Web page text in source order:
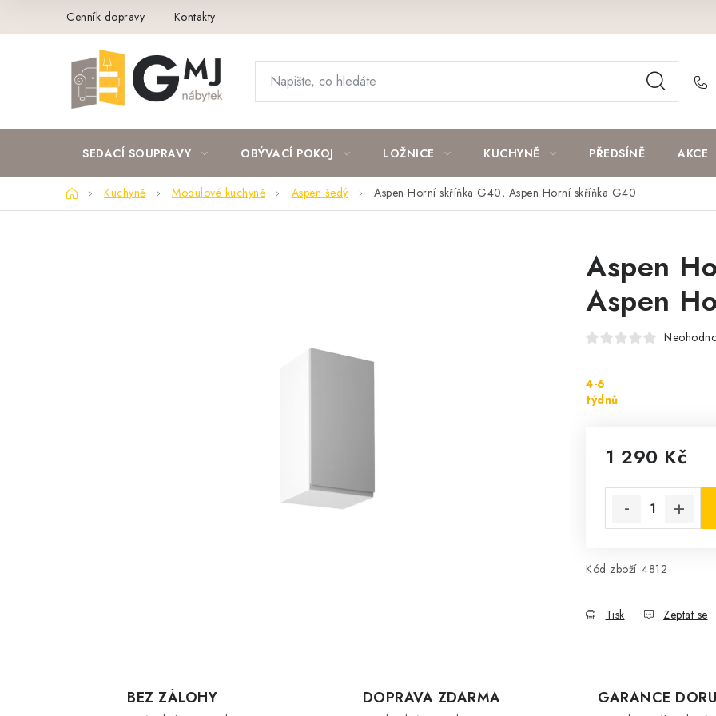
Cenník dopravy Kontakty
SEDACÍ SOUPRAVY OBÝVACÍ POKOJ LOŽNICE KUCHYNĚ PŘEDSÍNĚ AKCE
DomůKuchyně Modulové kuchyně Aspen šedý Aspen Horní skříňka G40, Aspen Horní skříňka G40
Aspen
Aspen
4-6
týdnů
1 290 Kč
Kód zboží: 4812
Tisk Zeptat se
BEZ ZÁLOHY DOPRAVA ZDARMA GARANCE